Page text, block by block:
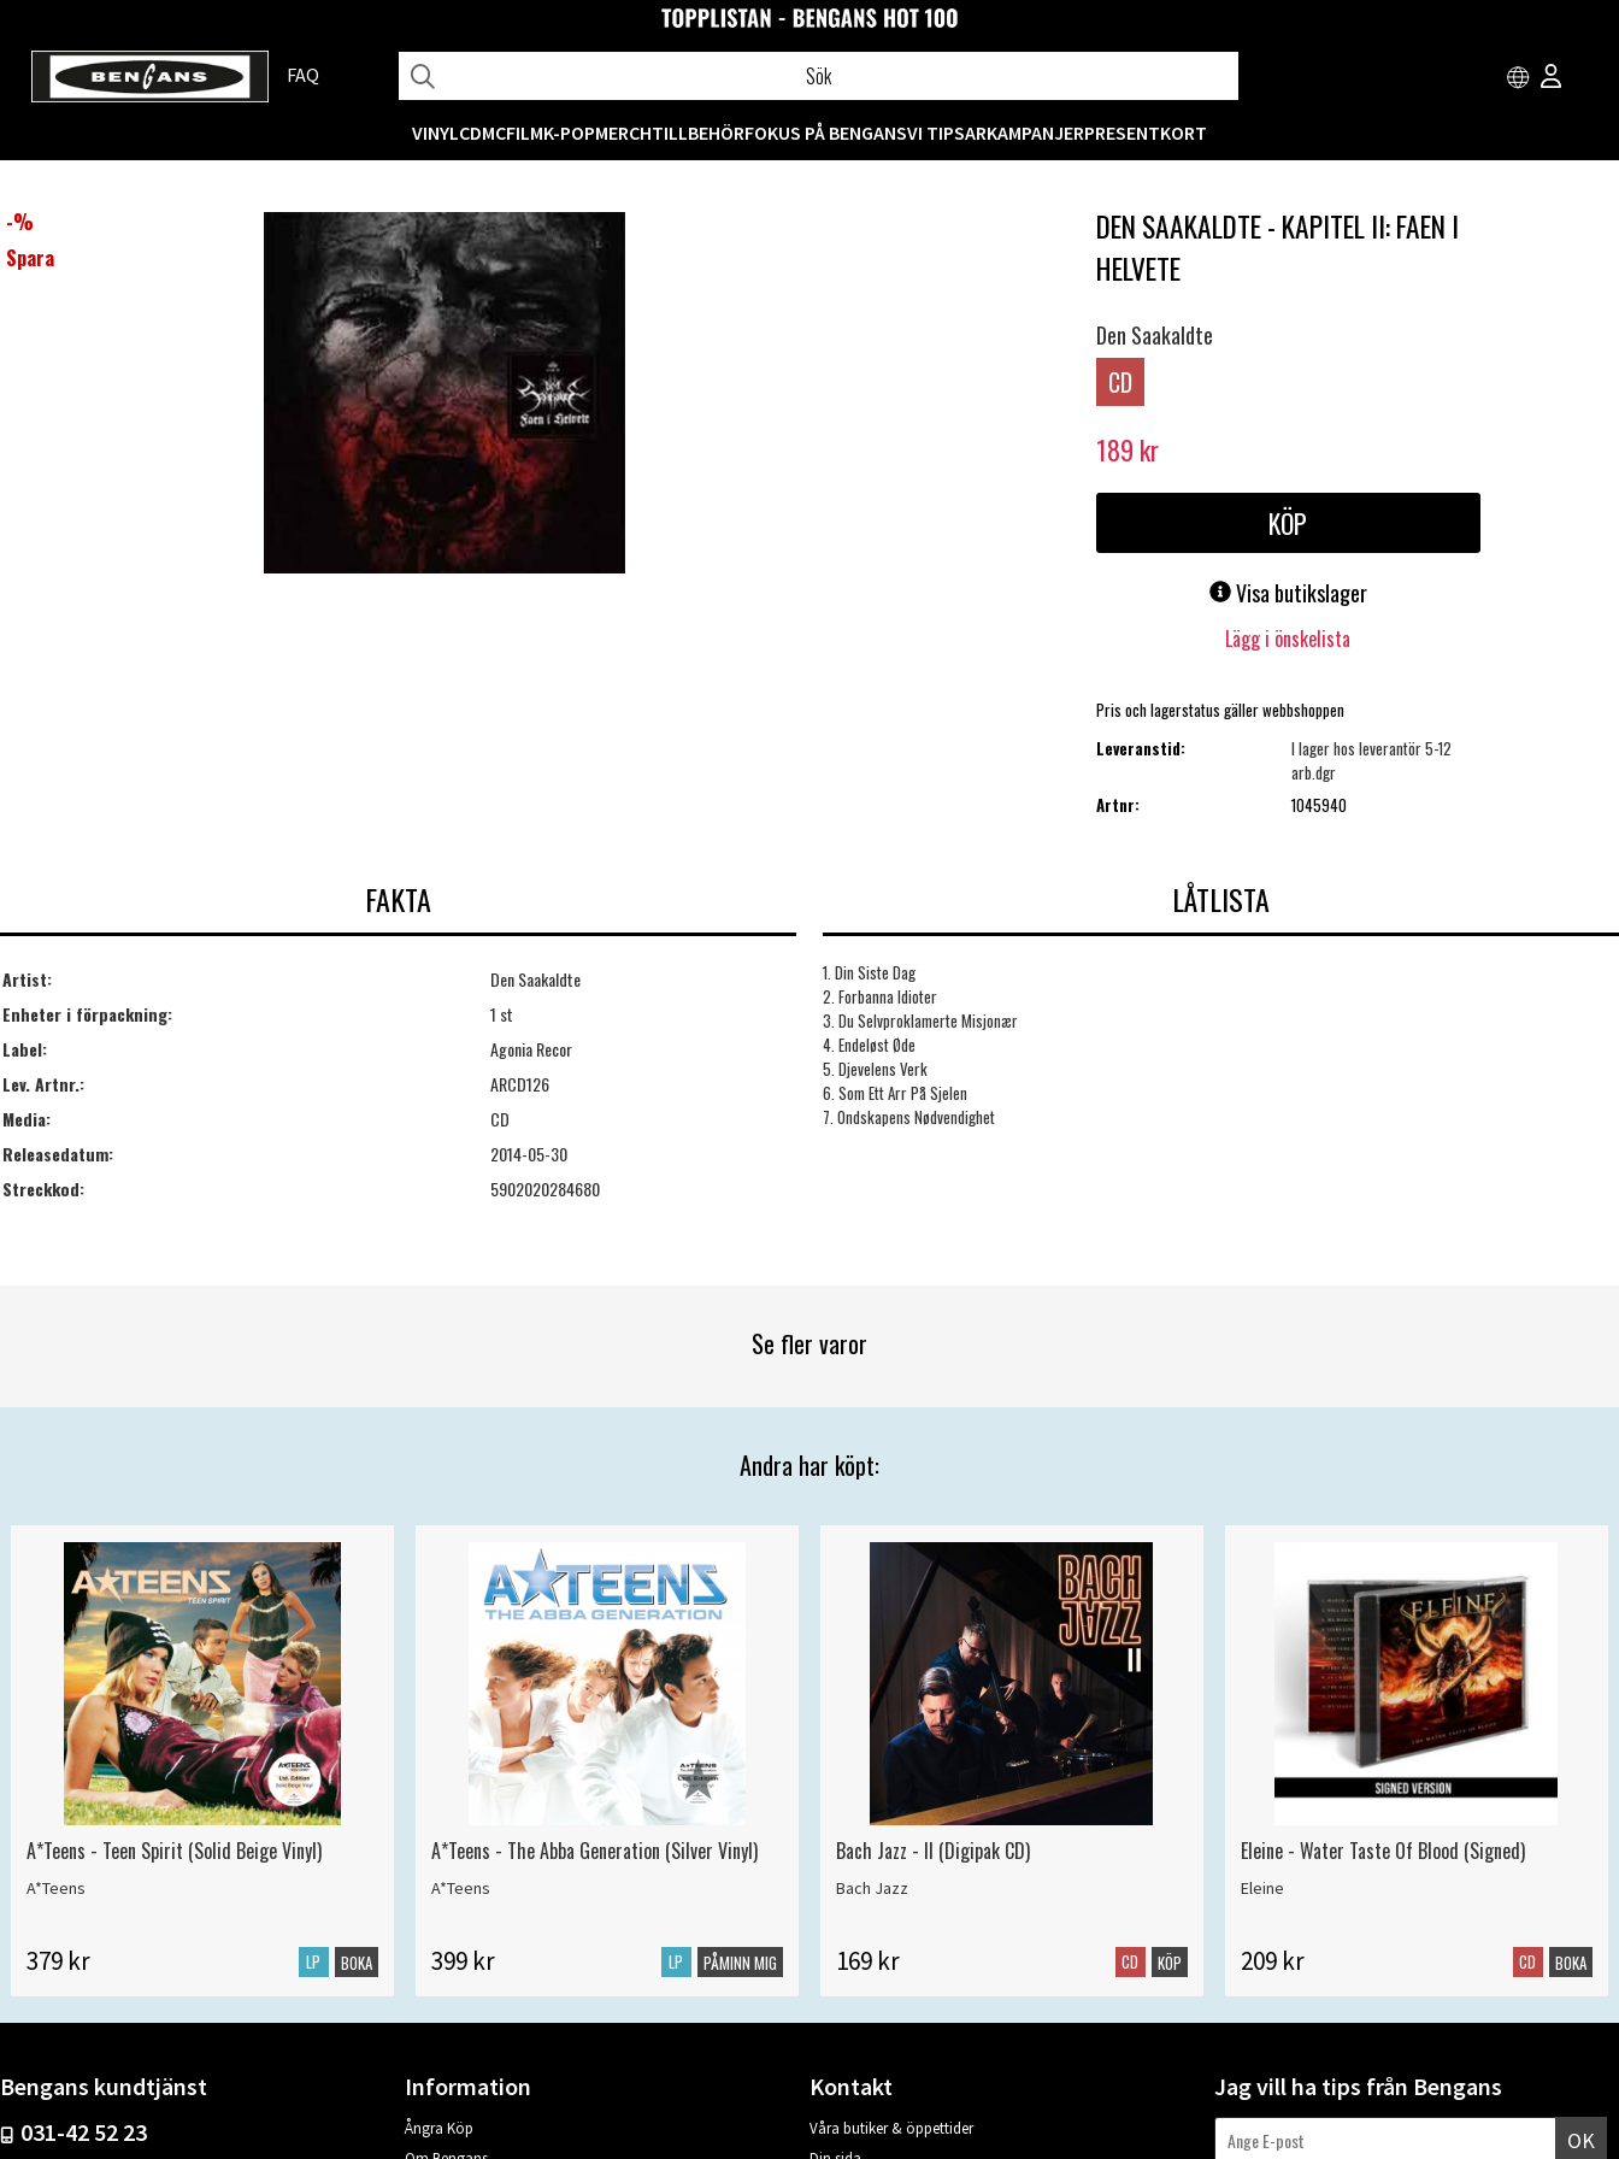
FAQ
VINYLCDMCFILMK-POPMERCHTILLBEHÖRFOKUS PÅ BENGANSVI TIPSARKAMPANJERPRESENTKORT
-%
Spara
DEN SAAKALDTE - KAPITEL II: FAEN I
HELVETE
Den Saakaldte
CD
189 kr
KÖP
Visa butikslager
Lägg i önskelista
Pris och lagerstatus gäller webbshoppen
Leveranstid:
I lager hos leverantör 5-12
arb.dgr
Artnr:
1045940
FAKTA
Artist:
Den Saakaldte
Enheter i förpackning:
1 st
Label:
Agonia Recor
Lev. Artnr.:
ARCD126
Media:
CD
Releasedatum:
2014-05-30
Streckkod:
5902020284680
LÅTLISTA
1. Din Siste Dag
2. Forbanna Idioter
3. Du Selvproklamerte Misjonær
4. Endeløst Øde
5. Djevelens Verk
6. Som Ett Arr På Sjelen
7. Ondskapens Nødvendighet
Se fler varor
Andra har köpt:
A*Teens - Teen Spirit (Solid Beige Vinyl)
A*Teens
379 kr LP BOKA
A*Teens - The Abba Generation (Silver Vinyl)
A*Teens
399 kr LP PÅMINN MIG
Bach Jazz - II (Digipak CD)
Bach Jazz
169 kr CD KÖP
Eleine - Water Taste Of Blood (Signed)
Eleine
209 kr CD BOKA
Bengans kundtjänst
031-42 52 23
Information
Ångra Köp
Kontakt
Våra butiker & öppettider
Jag vill ha tips från Bengans
OK